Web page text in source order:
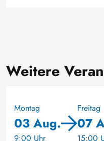
Weitere
Montag
03 Aug.
9:00 Uhr
Freitag
07
15:00